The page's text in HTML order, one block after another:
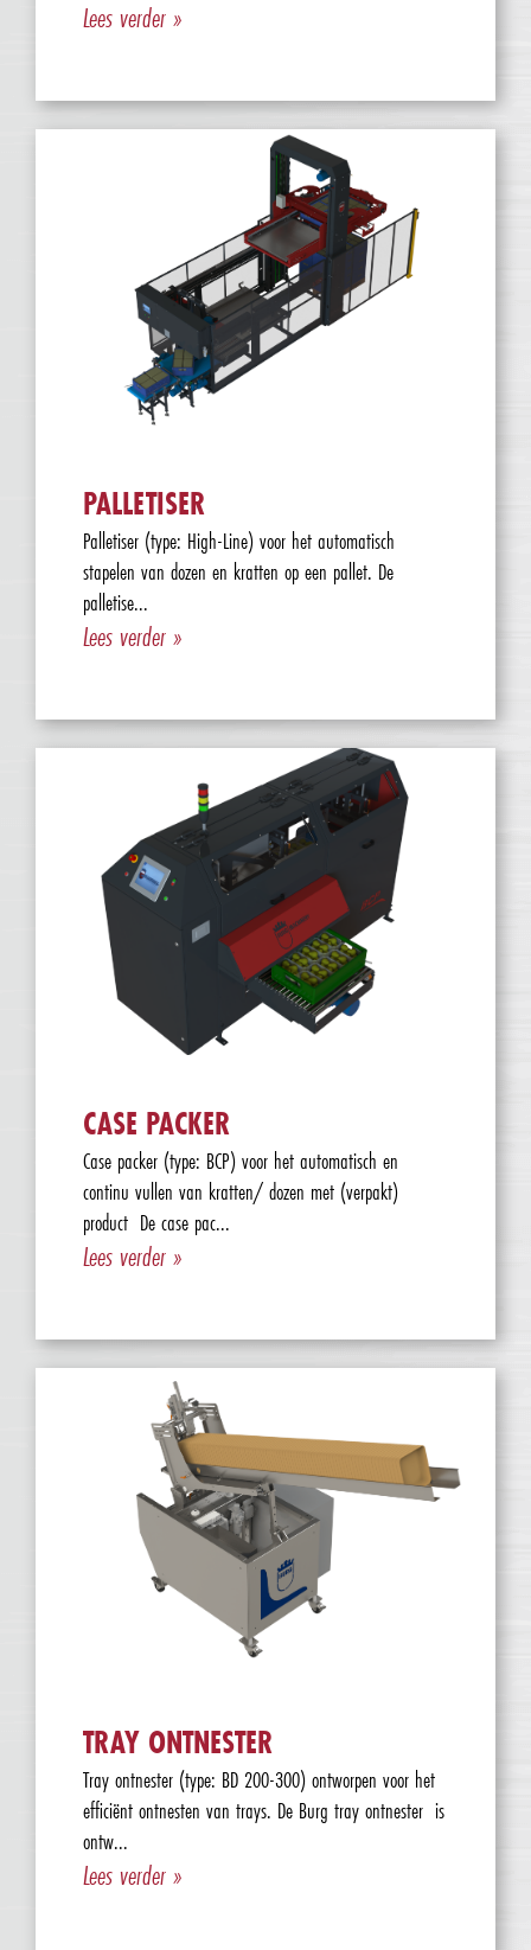
Lees verder »
PALLETISER
Palletiser (type: High-Line) voor het automatisch
stapelen van dozen en kratten op een pallet. De
palletise...
Lees verder »
CASE PACKER
Case packer (type: BCP) voor het automatisch en
continu vullen van kratten/ dozen met (verpakt)
product De case pac...
Lees verder »
TRAY ONTNESTER
Tray ontnester (type: BD 200-300) ontworpen voor het
efficiënt ontnesten van trays. De Burg tray ontnester is
ontw...
Lees verder »